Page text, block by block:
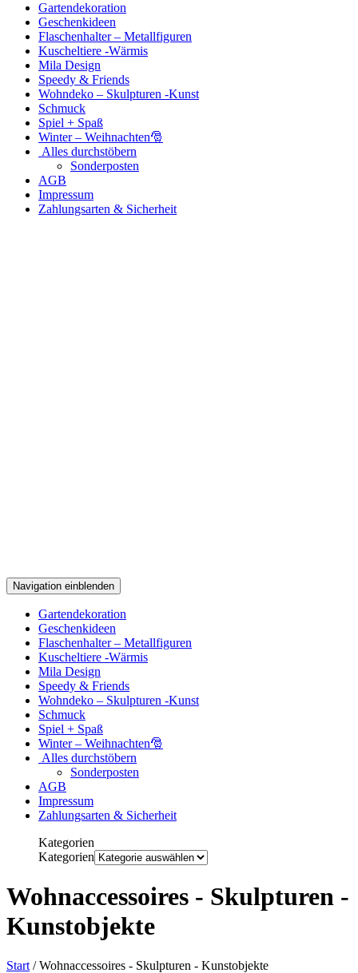
Gartendekoration
Geschenkideen
Flaschenhalter – Metallfiguren
Kuscheltiere -Wärmis
Mila Design
Speedy & Friends
Wohndeko – Skulpturen -Kunst
Schmuck
Spiel + Spaß
Winter – Weihnachten🎅
Alles durchstöbern
Sonderposten
AGB
Impressum
Zahlungsarten & Sicherheit
Navigation einblenden
Gartendekoration
Geschenkideen
Flaschenhalter – Metallfiguren
Kuscheltiere -Wärmis
Mila Design
Speedy & Friends
Wohndeko – Skulpturen -Kunst
Schmuck
Spiel + Spaß
Winter – Weihnachten🎅
Alles durchstöbern
Sonderposten
AGB
Impressum
Zahlungsarten & Sicherheit
Kategorien
Kategorien
Wohnaccessoires - Skulpturen -
Kunstobjekte
Start / Wohnaccessoires - Skulpturen - Kunstobjekte